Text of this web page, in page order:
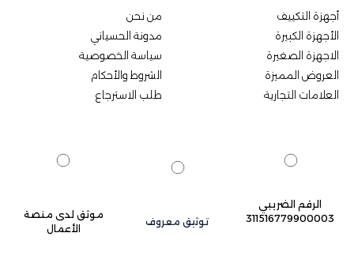
من نحن
مدونة الحسياني
سياسة الخصوصية
الشروط والأحكام
طلب الاسترجاع
أجهزة التكييف
الأجهزة الكبيرة
الاجهزة الصغيرة
العروض المميزة
العلامات التجارية
الرقم الضريبي
311516779900003
توثيق معروف
موثق لدى منصة
الأعمال